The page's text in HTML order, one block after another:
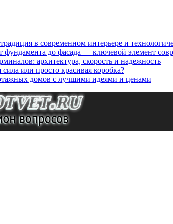
в современном интерьере и
фундамента до фасада — ключевой элемент
архитектура, скорость и надежность
или просто красивая коробка?
домов с лучшими идеями и ценами